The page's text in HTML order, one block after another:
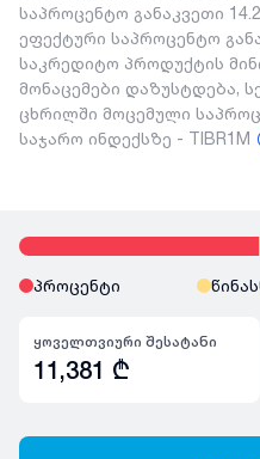
საპროცენტო განაკვეთი
ეფექტური საპროცენტო
საკრედიტო პროდუქტის
მონაცემები დაზუსტდება,
ცხრილში მოცემული
საჯარო ინდექსზე - TIBR1M
პროცენტი
ყოველთვიური შესატანი
11,381 ₾